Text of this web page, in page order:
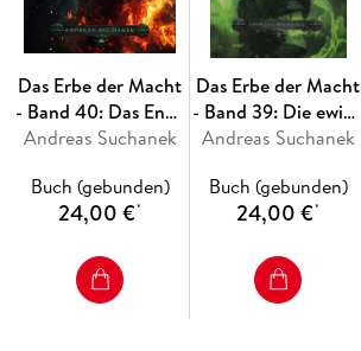
Das Erbe der Macht
- Band 40: Das Ende
des Weges
Andreas Suchanek
Buch (gebunden)
24,00 €*
Das Erbe der Macht
- Band 39: Die ewige
Flamme
Andreas Suchanek
Buch (gebunden)
24,00 €*